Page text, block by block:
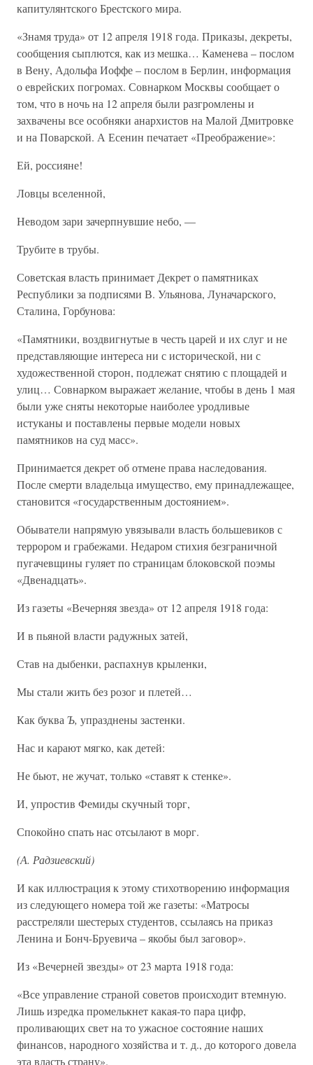
капитулянтского Брестского мира.
«Знамя труда» от 12 апреля 1918 года. Приказы, декреты,
сообщения сыплются, как из мешка… Каменева – послом
в Вену, Адольфа Иоффе – послом в Берлин, информация
о еврейских погромах. Совнарком Москвы сообщает о
том, что в ночь на 12 апреля были разгромлены и
захвачены все особняки анархистов на Малой Дмитровке
и на Поварской. А Есенин печатает «Преображение»:
Ей, россияне!
Ловцы вселенной,
Неводом зари зачерпнувшие небо, —
Трубите в трубы.
Советская власть принимает Декрет о памятниках
Республики за подписями В. Ульянова, Луначарского,
Сталина, Горбунова:
«Памятники, воздвигнутые в честь царей и их слуг и не
представляющие интереса ни с исторической, ни с
художественной сторон, подлежат снятию с площадей и
улиц… Совнарком выражает желание, чтобы в день 1 мая
были уже сняты некоторые наиболее уродливые
истуканы и поставлены первые модели новых
памятников на суд масс».
Принимается декрет об отмене права наследования.
После смерти владельца имущество, ему принадлежащее,
становится «государственным достоянием».
Обыватели напрямую увязывали власть большевиков с
террором и грабежами. Недаром стихия безграничной
пугачевщины гуляет по страницам блоковской поэмы
«Двенадцать».
Из газеты «Вечерняя звезда» от 12 апреля 1918 года:
И в пьяной власти радужных затей,
Став на дыбенки, распахнув крыленки,
Мы стали жить без розог и плетей…
Как буква Ъ, упразднены застенки.
Нас и карают мягко, как детей:
Не бьют, не жучат, только «ставят к стенке».
И, упростив Фемиды скучный торг,
Спокойно спать нас отсылают в морг.
(А. Радзиевский)
И как иллюстрация к этому стихотворению информация
из следующего номера той же газеты: «Матросы
расстреляли шестерых студентов, ссылаясь на приказ
Ленина и Бонч-Бруевича – якобы был заговор».
Из «Вечерней звезды» от 23 марта 1918 года:
«Все управление страной советов происходит втемную.
Лишь изредка промелькнет какая-то пара цифр,
проливающих свет на то ужасное состояние наших
финансов, народного хозяйства и т. д., до которого довела
эта власть страну».